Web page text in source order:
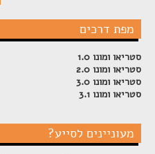
מפת דרכים
סטריאו ומונו 1.0
סטריאו ומונו 2.0
סטריאו ומונו 3.0
סטריאו ומונו 3.1
מעוניינים לסייע?